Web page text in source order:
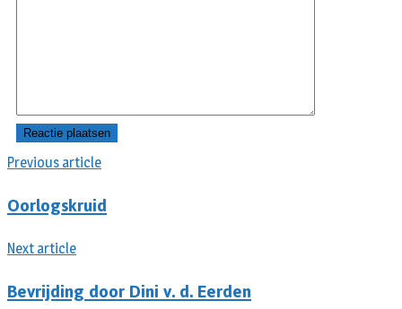
Previous article
Oorlogskruid
Next article
Bevrijding door Dini v. d. Eerden